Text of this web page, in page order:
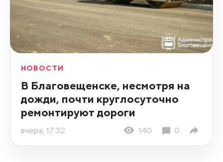
НОВОСТИ
В Благовещенске, несмотря на
дожди, почти круглосуточно
ремонтируют дороги
вчера, 17:32 140 0